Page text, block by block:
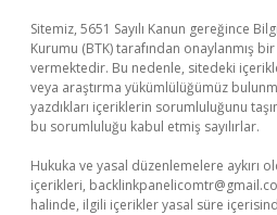
Sitemiz, 5651 Sayılı Kanun gereğince
Kurumu (BTK) tarafından onaylanmış
vermektedir. Bu nedenle, sitedeki
veya araştırma yükümlülüğümüz
yazdıkları içeriklerin sorumluluğunu
bu sorumluluğu kabul etmiş sayılırlar.
Hukuka ve yasal düzenlemelere aykırı
içerikleri,
halinde, ilgili içerikler yasal süre